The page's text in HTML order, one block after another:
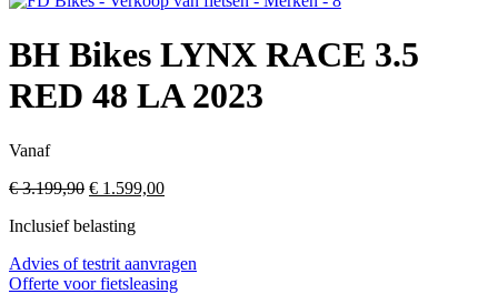
BH Bikes LYNX RACE 3.5
RED 48 LA 2023
Vanaf
€3.199,90 Oorspronkelijke
was:
€ 1.599,00Huidige
Inclusief belasting
Advies of testrit aanvragen
Offerte voor fietsleasing